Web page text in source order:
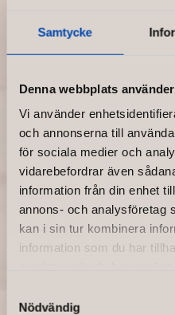
Samtycke
Denna webbplats
Vi använder
och annonserna till
för sociala medier och
vidarebefordrar även
information från din enhet
annons- och analysföretag
kan i sin tur kombinera
information som du har
Nödvändig